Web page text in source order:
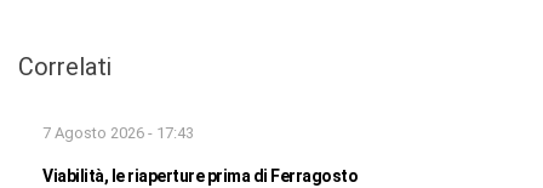
Correlati
7 Agosto 2026 - 17:43
Viabilità, le riaperture prima di Ferragosto